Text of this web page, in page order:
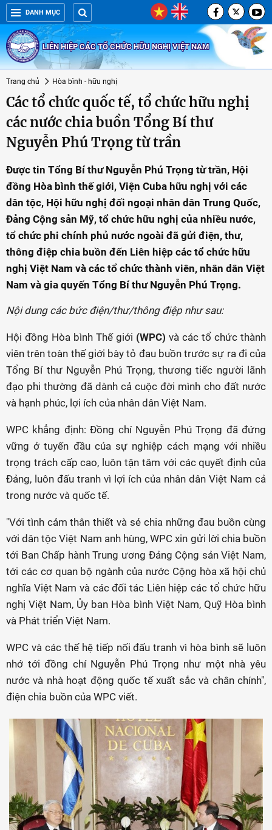
DANH MỤC
LIÊN HIỆP CÁC TỔ CHỨC HỮU NGHỊ VIỆT NAM
Trang chủ Hòa bình - hữu nghị
Các tổ chức quốc tế, tổ chức hữu nghị
các nước chia buồn Tổng Bí thư
Nguyễn Phú Trọng từ trần
Được tin Tổng Bí thư Nguyễn Phú Trọng từ trần, Hội
đồng Hòa bình thế giới, Viện Cuba hữu nghị với các
dân tộc, Hội hữu nghị đối ngoại nhân dân Trung Quốc,
Đảng Cộng sản Mỹ, tổ chức hữu nghị của nhiều nước,
tổ chức phi chính phủ nước ngoài đã gửi điện, thư,
thông điệp chia buồn đến Liên hiệp các tổ chức hữu
nghị Việt Nam và các tổ chức thành viên, nhân dân Việt
Nam và gia quyến Tổng Bí thư Nguyễn Phú Trọng.
Nội dung các bức điện/thư/thông điệp như sau:
Hội đồng Hòa bình Thế giới (WPC) và các tổ chức thành
viên trên toàn thế giới bày tỏ đau buồn trước sự ra đi của
Tổng Bí thư Nguyễn Phú Trọng, thương tiếc người lãnh
đạo phi thường đã dành cả cuộc đời mình cho đất nước
và hạnh phúc, lợi ích của nhân dân Việt Nam.
WPC khẳng định: Đồng chí Nguyễn Phú Trọng đã đứng
vững ở tuyến đầu của sự nghiệp cách mạng với nhiều
trọng trách cấp cao, luôn tận tâm với các quyết định của
Đảng, luôn đấu tranh vì lợi ích của nhân dân Việt Nam cả
trong nước và quốc tế.
"Với tình cảm thân thiết và sẻ chia những đau buồn cùng
với dân tộc Việt Nam anh hùng, WPC xin gửi lời chia buồn
tới Ban Chấp hành Trung ương Đảng Cộng sản Việt Nam,
tới các cơ quan bộ ngành của nước Cộng hòa xã hội chủ
nghĩa Việt Nam và các đối tác Liên hiệp các tổ chức hữu
nghị Việt Nam, Ủy ban Hòa bình Việt Nam, Quỹ Hòa bình
và Phát triển Việt Nam.
WPC và các thế hệ tiếp nối đấu tranh vì hòa bình sẽ luôn
nhớ tới đồng chí Nguyễn Phú Trọng như một nhà yêu
nước và nhà hoạt động quốc tế xuất sắc và chân chính",
điện chia buồn của WPC viết.